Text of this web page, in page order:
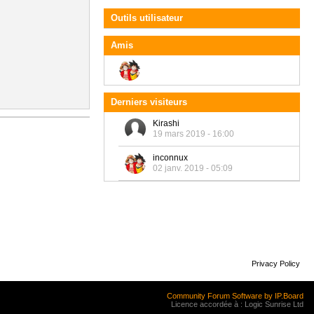
Outils utilisateur
Amis
Derniers visiteurs
Kirashi
19 mars 2019 - 16:00
inconnux
02 janv. 2019 - 05:09
Privacy Policy
Community Forum Software by IP.Board
Licence accordée à : Logic Sunrise Ltd